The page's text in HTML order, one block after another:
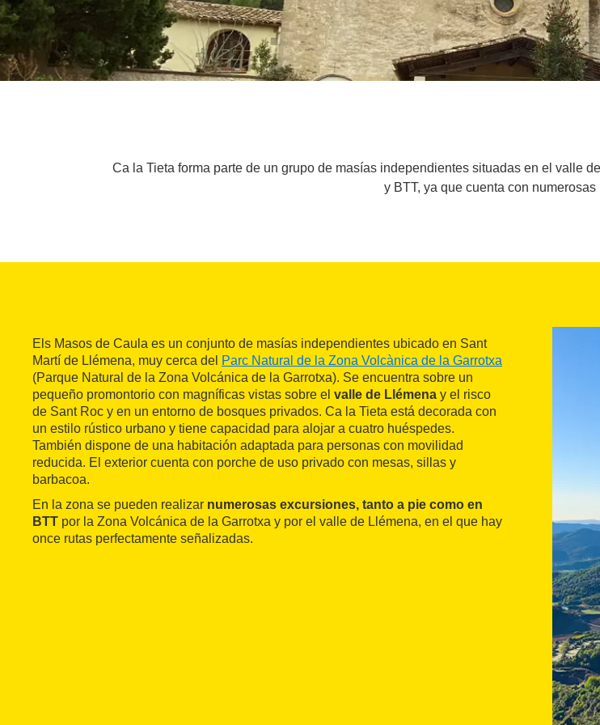
Ca la Tieta forma parte de un grupo de masías independientes situadas en el valle
y BTT, ya que cuenta con
Els Masos de Caula es un conjunto de masías independientes ubicado en Sant
Martí de Llémena, muy cerca del Parc Natural de la Zona Volcànica de la Garrotxa
(Parque Natural de la Zona Volcánica de la Garrotxa). Se encuentra sobre un
pequeño promontorio con magníficas vistas sobre el valle de Llémena y el risco
de Sant Roc y en un entorno de bosques privados. Ca la Tieta está decorada con
un estilo rústico urbano y tiene capacidad para alojar a cuatro huéspedes.
También dispone de una habitación adaptada para personas con movilidad
reducida. El exterior cuenta con porche de uso privado con mesas, sillas y
barbacoa.
En la zona se pueden realizar numerosas excursiones, tanto a pie como en
BTT por la Zona Volcánica de la Garrotxa y por el valle de Llémena, en el que hay
once rutas perfectamente señalizadas.